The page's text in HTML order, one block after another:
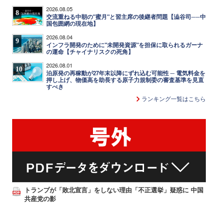
8 2026.08.05
交流重ねる中朝の"蜜月"と習主席の後継者問題【澁谷司──中
国包囲網の現在地】
9 2026.08.04
インフラ開発のために"未開発資源"を担保に取られるガーナ
の運命【チャイナリスクの死角】
10 2026.08.01
泊原発の再稼動が27年末以降にずれ込む可能性 ─ 電気料金を
押し上げ、物価高を助長する原子力規制委の審査基準を見直
すべき
ランキング一覧はこちら
トランプが「敗北宣言」をしない理由「不正選挙」疑惑に 中国
共産党の影